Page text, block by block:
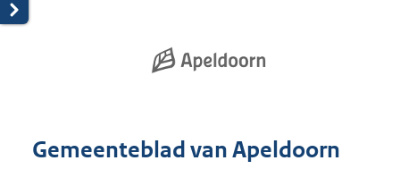
Gemeenteblad van Apeldoorn